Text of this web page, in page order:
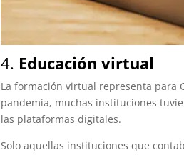
4. Educación virtual
La formación virtual representa para
pandemia, muchas instituciones
las plataformas digitales.
Solo aquellas instituciones que